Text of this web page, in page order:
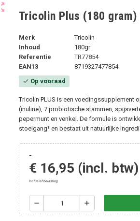
Tricolin Plus (180 gram)
Merk
Tricolin
Inhoud
180gr
Referentie
TR77854
EAN13
8719327477854
check Op vooraad
Tricolin PLUS is een voedingssupplement
(inuline), 7 probiotische stammen,
pepermunt en venkel. De formule is
stoelgang¹ en bestaat uit natuurlijke
-
€ 16,95 (incl. btw)
Inclusief belasting
remove add